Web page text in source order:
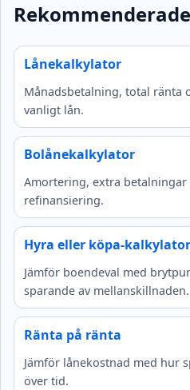
Lånekalkylator
Månadsbetalning, total ränta
vanligt lån.
Bolånekalkylator
Amortering, extra betalningar
refinansiering.
Hyra eller köpa-kalkylator
Jämför boendeval med
sparande av mellanskillnaden.
Ränta på ränta
Jämför lånekostnad med hur
över tid.